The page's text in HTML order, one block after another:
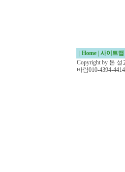
Home 사이트맵
Copyright by 본
바람010-4394-